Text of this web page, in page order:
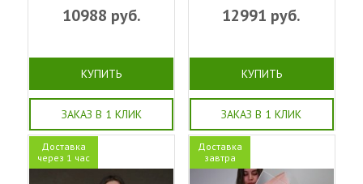
10988 руб.
КУПИТЬ
ЗАКАЗ В 1 КЛИК
12991 руб.
КУПИТЬ
ЗАКАЗ В 1 КЛИК
Доставка
через 1 час
Доставка
завтра